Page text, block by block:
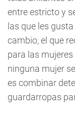
entre estricto y
las que les
cambio, el que
para las
ninguna mujer
es combinar
guardarropas